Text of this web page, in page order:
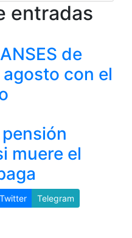
entradas
de
con el
muere el
Twitter Telegram